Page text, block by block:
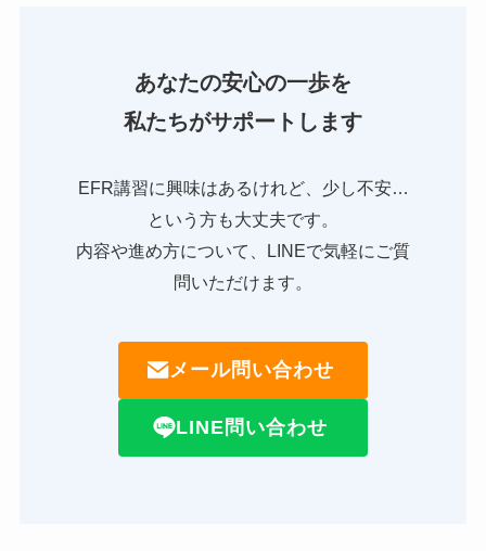
あなたの安心の一歩を
私たちがサポートします
EFR講習に興味はあるけれど、少し不安…
という方も大丈夫です。
内容や進め方について、LINEで気軽にご質
問いただけます。
メール問い合わせ
LINE問い合わせ